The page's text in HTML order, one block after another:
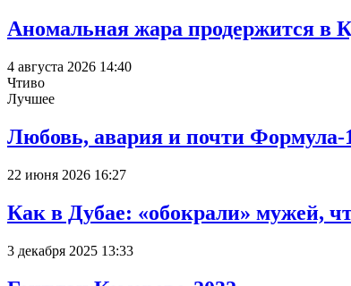
Аномальная жара продержится в
4 августа 2026 14:40
Чтиво
Лучшее
Любовь, авария и почти Формула-
22 июня 2026 16:27
Как в Дубае: «обокрали» мужей,
3 декабря 2025 13:33